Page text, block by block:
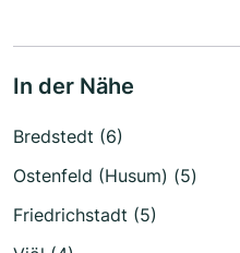
In der Nähe
Bredstedt (6)
Ostenfeld (Husum) (5)
Friedrichstadt (5)